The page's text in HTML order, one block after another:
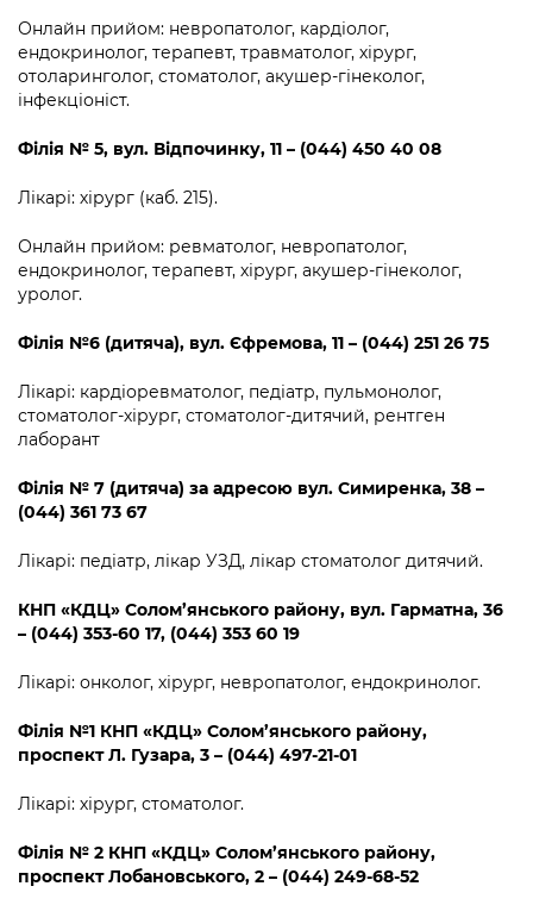
Онлайн прийом: невропатолог, кардіолог,
ендокринолог, терапевт, травматолог, хірург,
отоларинголог, стоматолог, акушер-гінеколог,
інфекціоніст.
Філія № 5, вул. Відпочинку, 11 – (044) 450 40 08
Лікарі: хірург (каб. 215).
Онлайн прийом: ревматолог, невропатолог,
ендокринолог, терапевт, хірург, акушер-гінеколог,
уролог.
Філія №6 (дитяча), вул. Єфремова, 11 – (044) 251 26 75
Лікарі: кардіоревматолог, педіатр, пульмонолог,
стоматолог-хірург, стоматолог-дитячий, рентген
лаборант
Філія № 7 (дитяча) за адресою вул. Симиренка, 38 –
(044) 361 73 67
Лікарі: педіатр, лікар УЗД, лікар стоматолог дитячий.
КНП «КДЦ» Солом’янського району, вул. Гарматна, 36
– (044) 353-60 17, (044) 353 60 19
Лікарі: онколог, хірург, невропатолог, ендокринолог.
Філія №1 КНП «КДЦ» Солом’янського району,
проспект Л. Гузара, 3 – (044) 497-21-01
Лікарі: хірург, стоматолог.
Філія № 2 КНП «КДЦ» Солом’янського району,
проспект Лобановського, 2 – (044) 249-68-52